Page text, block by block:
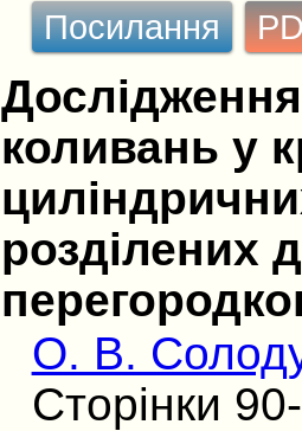
Посилання
коливань у
розділених
О. В.
Сторінки